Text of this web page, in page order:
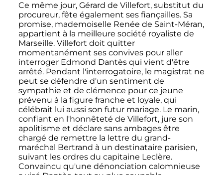
Ce même jour, Gérard de Villefort, substitut du
procureur, fête également ses fiançailles. Sa
promise, mademoiselle Renée de Saint-Méran,
appartient à la meilleure société royaliste de
Marseille. Villefort doit quitter
momentanément ses convives pour aller
interroger Edmond Dantès qui vient d'être
arrêté. Pendant l'interrogatoire, le magistrat ne
peut se défendre d'un sentiment de
sympathie et de clémence pour ce jeune
prévenu à la figure franche et loyale, qui
célébrait lui aussi son futur mariage. Le marin,
confiant en l'honnêteté de Villefort, jure son
apolitisme et déclare sans ambages être
chargé de remettre la lettre du grand-
maréchal Bertrand à un destinataire parisien,
suivant les ordres du capitaine Leclère.
Convaincu qu'une dénonciation calomnieuse